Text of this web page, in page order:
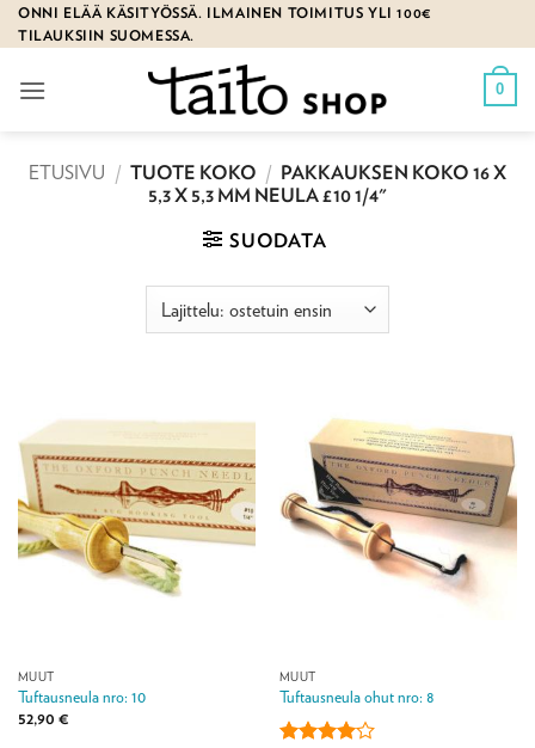
Skip
to
ONNI ELÄÄ KÄSITYÖSSÄ. ILMAINEN TOIMITUS YLI 100€
TILAUKSIIN SUOMESSA.
0
ETUSIVU / TUOTE KOKO / PAKKAUKSEN KOKO 16 X
5,3 X 5,3 MM NEULA £10 1/4"
SUODATA
MUUT
Tuftausneula nro: 10
52,90 €
MUUT
Tuftausneula ohut nro: 8